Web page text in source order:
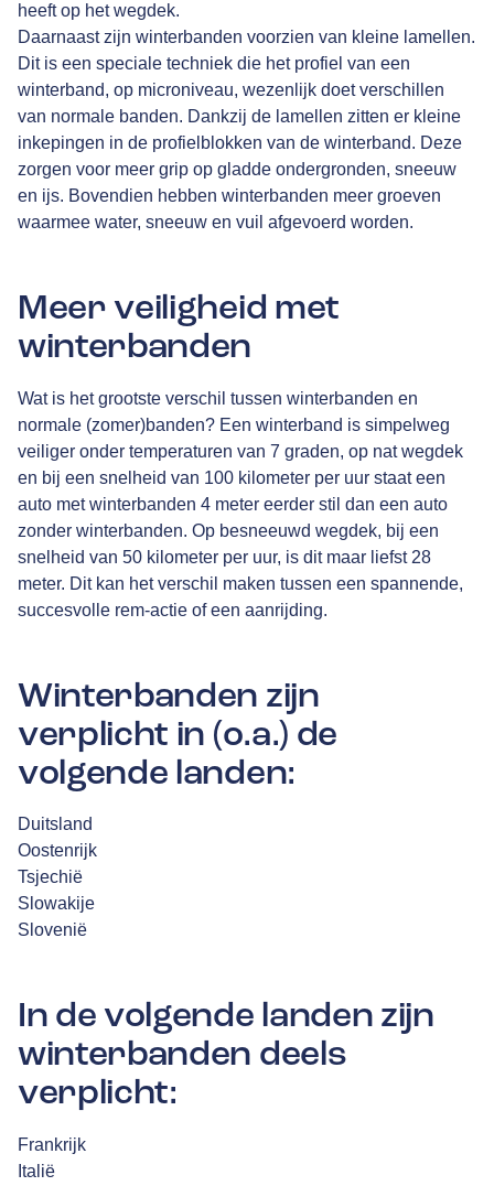
heeft op het wegdek.
Daarnaast zijn winterbanden voorzien van kleine lamellen.
Dit is een speciale techniek die het profiel van een
winterband, op microniveau, wezenlijk doet verschillen
van normale banden. Dankzij de lamellen zitten er kleine
inkepingen in de profielblokken van de winterband. Deze
zorgen voor meer grip op gladde ondergronden, sneeuw
en ijs. Bovendien hebben winterbanden meer groeven
waarmee water, sneeuw en vuil afgevoerd worden.
Meer veiligheid met
winterbanden
Wat is het grootste verschil tussen winterbanden en
normale (zomer)banden? Een winterband is simpelweg
veiliger onder temperaturen van 7 graden, op nat wegdek
en bij een snelheid van 100 kilometer per uur staat een
auto met winterbanden 4 meter eerder stil dan een auto
zonder winterbanden. Op besneeuwd wegdek, bij een
snelheid van 50 kilometer per uur, is dit maar liefst 28
meter. Dit kan het verschil maken tussen een spannende,
succesvolle rem-actie of een aanrijding.
Winterbanden zijn
verplicht in (o.a.) de
volgende landen:
Duitsland
Oostenrijk
Tsjechië
Slowakije
Slovenië
In de volgende landen zijn
winterbanden deels
verplicht:
Frankrijk
Italië